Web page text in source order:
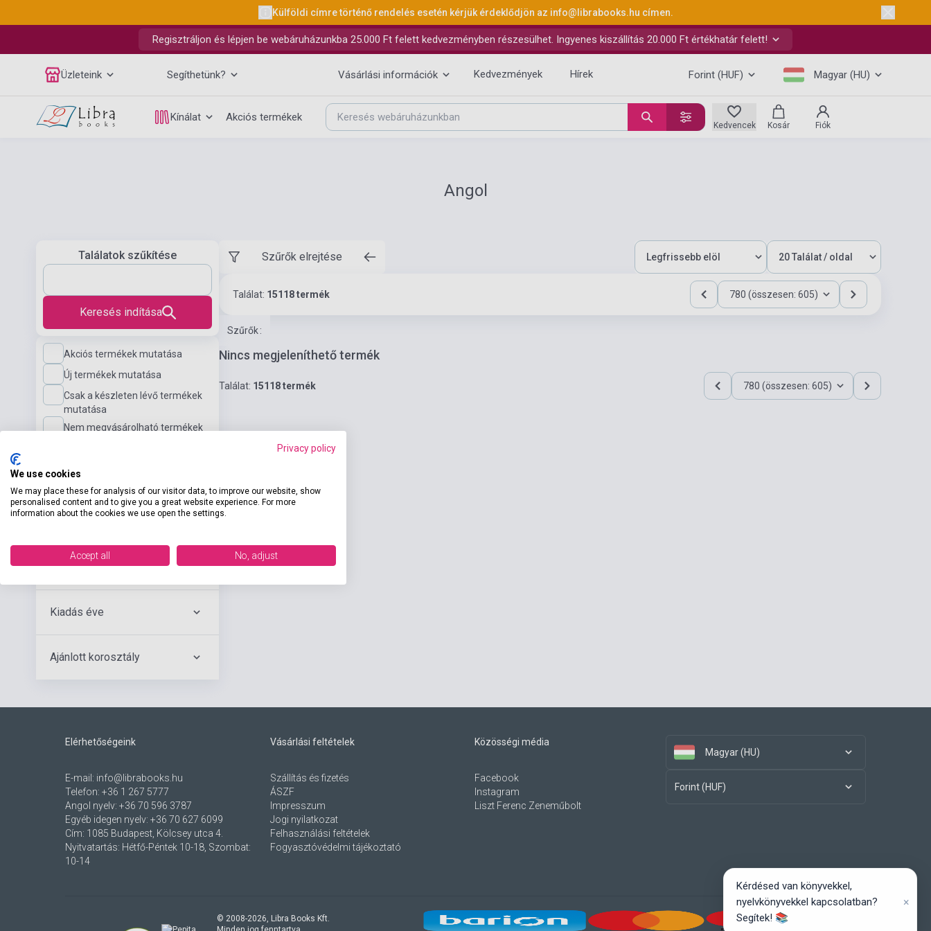
Külföldi címre történő rendelés esetén kérjük érdeklődjön az info@librabooks.hu címen.
Regisztráljon és lépjen be webáruházunkba 25.000 Ft felett kedvezményben részesülhet. Ingyenes kiszállítás 20.000 Ft értékhatár felett!
Üzleteink Segíthetünk? Vásárlási információk Kedvezmények Hírek Forint (HUF) Magyar (HU)
Kínálat Akciós termékek
Kedvencek Kosár Fiók
Angol
Találatok szűkítése
Keresés indítása
Akciós termékek mutatása
Új termékek mutatása
Csak a készleten lévő termékek
mutatása
Nem megvásárolható termékek
Nyelvi szint
Szerző
Kiadás éve
Ajánlott korosztály
Szűrők elrejtése
Találat: 15118 termék 780 (összesen: 605)
Szűrők:
Nincs megjeleníthető termék
Találat: 15118 termék 780 (összesen: 605)
Elérhetőségeink
E-mail: info@librabooks.hu
Telefon: +36 1 267 5777
Angol nyelv: +36 70 596 3787
Egyéb idegen nyelv: +36 70 627 6099
Cím: 1085 Budapest, Kölcsey utca 4.
Nyitvatartás: Hétfő-Péntek 10-18, Szombat:
10-14
Vásárlási feltételek
Szállítás és fizetés
ÁSZF
Impresszum
Jogi nyilatkozat
Felhasználási feltételek
Fogyasztóvédelmi tájékoztató
Közösségi média
Facebook
Instagram
Liszt Ferenc Zeneműbolt
Magyar (HU)
Forint (HUF)
© 2008-2026, Libra Books Kft.
Privacy policy
We use cookies
We may place these for analysis of our visitor data, to improve our website, show
personalised content and to give you a great website experience. For more
information about the cookies we use open the settings.
Accept all No, adjust
Kérdésed van könyvekkel,
nyelvkönyvekkel kapcsolatban?
Segítek! 📚
×